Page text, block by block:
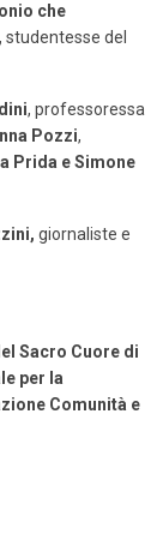
che
studentesse del
, professoressa
Pozzi,
Prida e Simone
giornaliste e
Sacro Cuore di
per la
Comunità e